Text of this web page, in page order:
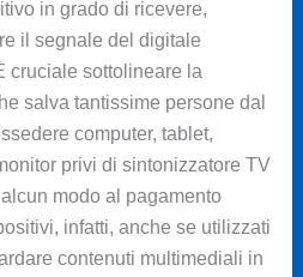
in grado di ricevere,
il segnale del digitale
cruciale sottolineare la
salva tantissime persone dal
computer, tablet,
privi di sintonizzatore TV
modo al pagamento
infatti, anche se utilizzati
contenuti multimediali in